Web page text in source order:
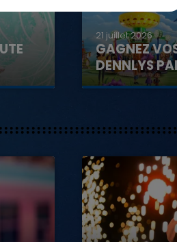
21 juillet 2026
GAGNEZ
DENNLYS